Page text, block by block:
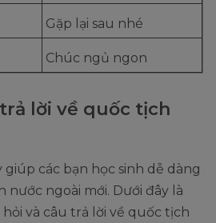
Gặp lại sau nhé
Chúc ngủ ngon
lời về quốc tịch
các bạn học sinh dễ dàng
nước ngoài mới. Dưới đây là
và câu trả lời về quốc tịch